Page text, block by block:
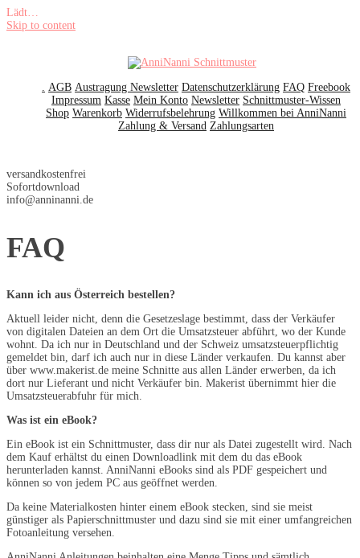
Lädt…
Skip to content
. AGB Austragung Newsletter Datenschutzerklärung FAQ Freebook
Impressum Kasse Mein Konto Newsletter Schnittmuster-Wissen
Shop Warenkorb Widerrufsbelehrung Willkommen bei AnniNanni
Zahlung & Versand Zahlungsarten
versandkostenfrei
Sofortdownload
info@anninanni.de
FAQ
Kann ich aus Österreich bestellen?
Aktuell leider nicht, denn die Gesetzeslage bestimmt, dass der Verkäufer
von digitalen Dateien an dem Ort die Umsatzsteuer abführt, wo der Kunde
wohnt. Da ich nur in Deutschland und der Schweiz umsatzsteuerpflichtig
gemeldet bin, darf ich auch nur in diese Länder verkaufen. Du kannst aber
über www.makerist.de meine Schnitte aus allen Länder erwerben, da ich
dort nur Lieferant und nicht Verkäufer bin. Makerist übernimmt hier die
Umsatzsteuerabfuhr für mich.
Was ist ein eBook?
Ein eBook ist ein Schnittmuster, dass dir nur als Datei zugestellt wird. Nach
dem Kauf erhältst du einen Downloadlink mit dem du das eBook
herunterladen kannst. AnniNanni eBooks sind als PDF gespeichert und
können so von jedem PC aus geöffnet werden.
Da keine Materialkosten hinter einem eBook stecken, sind sie meist
günstiger als Papierschnittmuster und dazu sind sie mit einer umfangreichen
Fotoanleitung versehen.